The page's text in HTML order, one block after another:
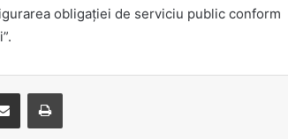
obligației de serviciu public conform
Share via Email Print